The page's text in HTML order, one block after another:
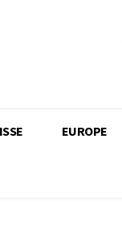
EUROPE